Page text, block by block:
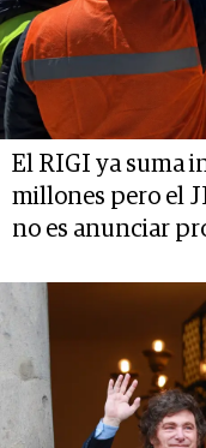
El RIGI ya suma
millones pero el
no es anunciar